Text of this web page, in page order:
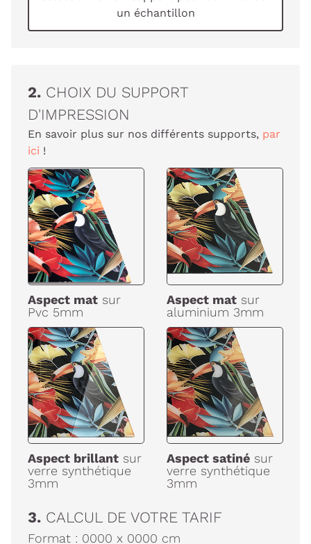
un échantillon
2. CHOIX DU SUPPORT
D'IMPRESSION
En savoir plus sur nos différents supports, par
ici !
Aspect mat sur
Pvc 5mm
Aspect mat sur
aluminium 3mm
Aspect brillant sur
verre synthétique
3mm
Aspect satiné sur
verre synthétique
3mm
3. CALCUL DE VOTRE TARIF
Format : 0000 x 0000 cm